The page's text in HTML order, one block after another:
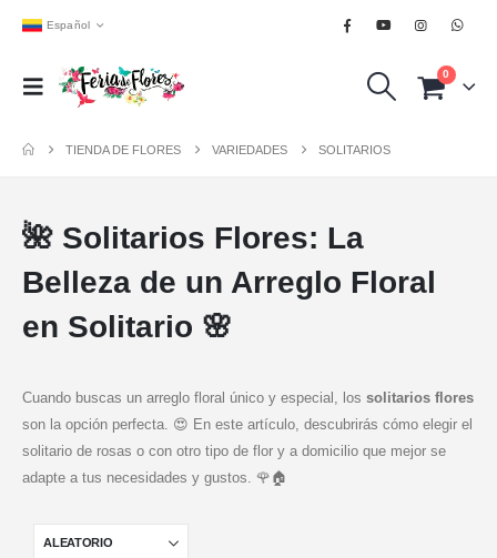
Español
0
TIENDA DE FLORES VARIEDADES SOLITARIOS
🌺 Solitarios Flores: La
Belleza de un Arreglo Floral
en Solitario 🌸
Cuando buscas un arreglo floral único y especial, los solitarios flores
son la opción perfecta. 😍 En este artículo, descubrirás cómo elegir el
solitario de rosas o con otro tipo de flor y a domicilio que mejor se
adapte a tus necesidades y gustos. 🌹🏠